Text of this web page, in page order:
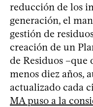
reducción de los
generación, el
gestión de
creación de un
de Residuos –que
menos diez años,
actualizado cada
MA puso a la